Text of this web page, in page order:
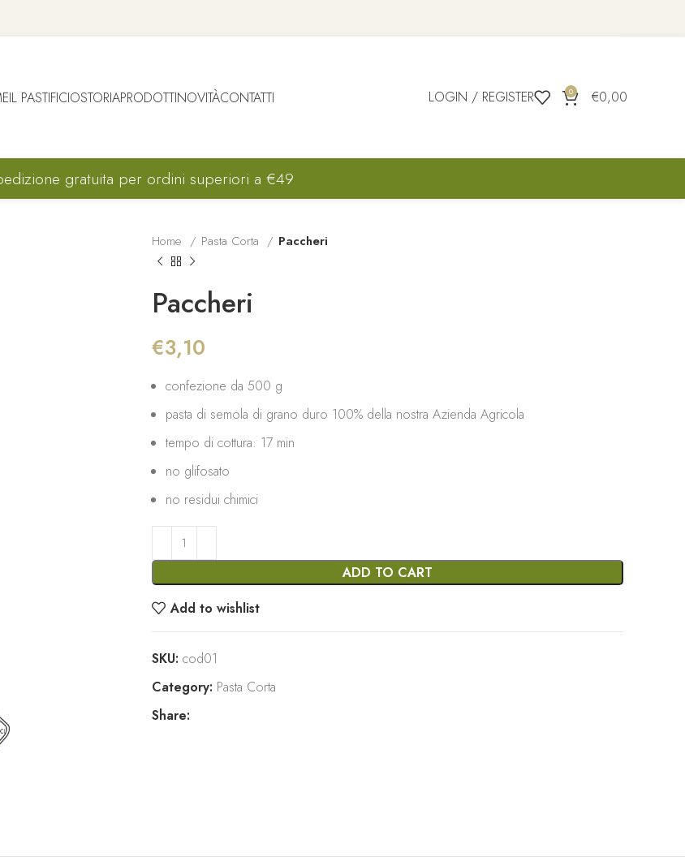
IL PASTIFICIOSTORIAPRODOTTINOVITÀCONTATTI LOGIN / REGISTER 0 €0,00
gratuita per ordini superiori a €49
Home Pasta Corta Paccheri
Paccheri
€3,10
confezione da 500 g
pasta di semola di grano duro 100% della nostra Azienda Agricola
tempo di cottura: 17 min
no glifosato
no residui chimici
ADD TO CART
Add to wishlist
SKU: cod01
Category: Pasta Corta
Share: